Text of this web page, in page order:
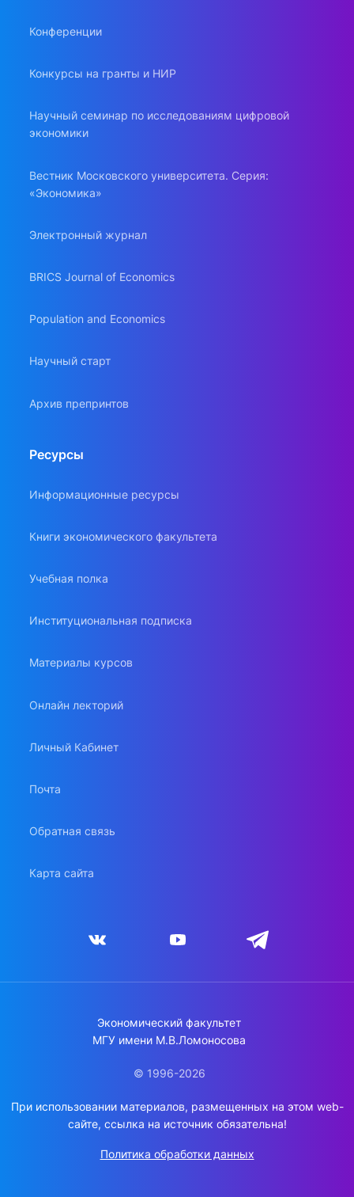
Конференции
Конкурсы на гранты и НИР
Научный семинар по исследованиям цифровой
экономики
Вестник Московского университета. Серия:
«Экономика»
Электронный журнал
BRICS Journal of Economics
Population and Economics
Научный старт
Архив препринтов
Ресурсы
Информационные ресурсы
Книги экономического факультета
Учебная полка
Институциональная подписка
Материалы курсов
Онлайн лекторий
Личный Кабинет
Почта
Обратная связь
Карта сайта
Экономический факультет
МГУ имени М.В.Ломоносова
© 1996-2026
При использовании материалов, размещенных на этом web-
сайте, ссылка на источник обязательна!
Политика обработки данных